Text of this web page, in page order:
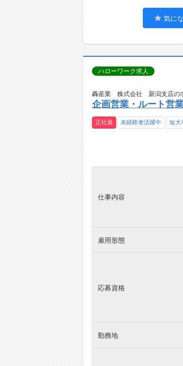
気に
ハローワーク求人
轟産業 株式会社 新潟支店の
企画営業・ルート営
正社員 未経験者活躍中 短大
仕事内容
雇用形態
応募資格
勤務地